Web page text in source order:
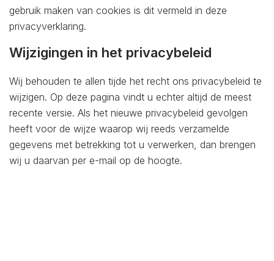
gebruik maken van cookies is dit vermeld in deze
privacyverklaring.
Wijzigingen in het privacybeleid
Wij behouden te allen tijde het recht ons privacybeleid te
wijzigen. Op deze pagina vindt u echter altijd de meest
recente versie. Als het nieuwe privacybeleid gevolgen
heeft voor de wijze waarop wij reeds verzamelde
gegevens met betrekking tot u verwerken, dan brengen
wij u daarvan per e-mail op de hoogte.